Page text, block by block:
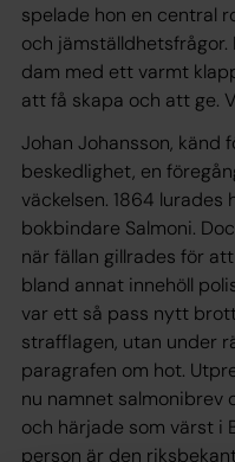
spelade hon en central
och
dam med ett varmt
att få skapa och att ge.
Johan Johansson, känd
beskedlighet, en
väckelsen. 1864 lurades
bokbindare Salmoni.
när fällan gillrades för
bland annat innehöll
var ett så pass nytt
strafflagen, utan under
paragrafen om hot.
nu namnet salmonibrev
och härjade som värst i
person är den